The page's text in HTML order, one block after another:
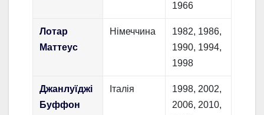
1966
Лотар
Маттеус
Німеччина
1982, 1986,
1990, 1994,
1998
Джанлуїджі
Буффон
Італія
1998, 2002,
2006, 2010,